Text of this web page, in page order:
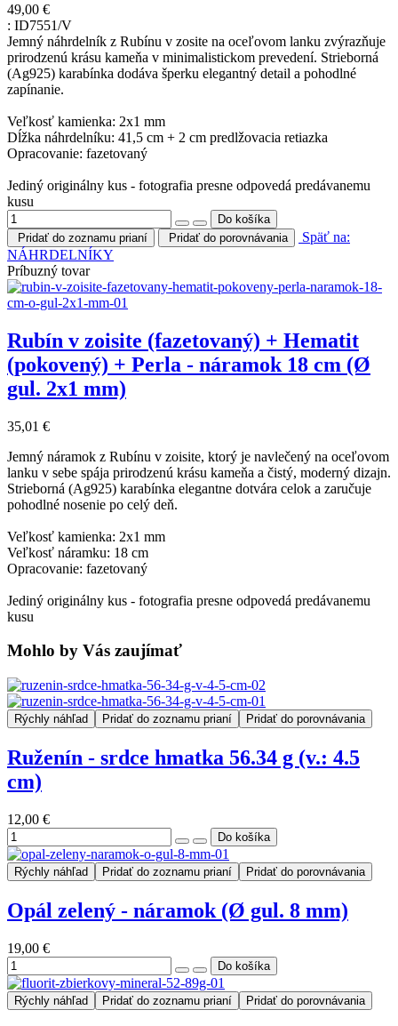
49,00 €
: ID7551/V
Jemný náhrdelník z Rubínu v zosite na oceľovom lanku zvýrazňuje
prirodzenú krásu kameňa v minimalistickom prevedení. Strieborná
(Ag925) karabínka dodáva šperku elegantný detail a pohodlné
zapínanie.
Veľkosť kamienka: 2x1 mm
Dĺžka náhrdelníku: 41,5 cm + 2 cm predlžovacia retiazka
Opracovanie: fazetovaný
Jediný originálny kus - fotografia presne odpovedá predávanemu
kusu
Pridať do zoznamu prianí Pridať do porovnávania
Späť na:
NÁHRDELNÍKY
Príbuzný tovar
Rubín v zoisite (fazetovaný) + Hematit
(pokovený) + Perla - náramok 18 cm (Ø
gul. 2x1 mm)
35,01 €
Jemný náramok z Rubínu v zoisite, ktorý je navlečený na oceľovom
lanku v sebe spája prirodzenú krásu kameňa a čistý, moderný dizajn.
Strieborná (Ag925) karabínka elegantne dotvára celok a zaručuje
pohodlné nosenie po celý deň.
Veľkosť kamienka: 2x1 mm
Veľkosť náramku: 18 cm
Opracovanie: fazetovaný
Jediný originálny kus - fotografia presne odpovedá predávanemu
kusu
Mohlo by Vás zaujímať
Rýchly náhľad Pridať do zoznamu prianí Pridať do porovnávania
Ruženín - srdce hmatka 56.34 g (v.: 4.5
cm)
12,00 €
Rýchly náhľad Pridať do zoznamu prianí Pridať do porovnávania
Opál zelený - náramok (Ø gul. 8 mm)
19,00 €
Rýchly náhľad Pridať do zoznamu prianí Pridať do porovnávania